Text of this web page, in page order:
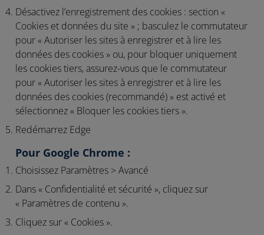
Désactivez l’enregistrement des cookies : section «
Cookies et données du site » ; basculez le commutateur
pour « Autoriser les sites à enregistrer et à lire les
données des cookies » ou, pour bloquer uniquement
les cookies tiers, assurez-vous que le commutateur
pour « Autoriser les sites à enregistrer et à lire les
données des cookies (recommandé) » est activé et
sélectionnez « Bloquer les cookies tiers ».
Redémarrez Edge
Pour Google Chrome :
Choisissez Paramètres > Avancé
Dans « Confidentialité et sécurité », cliquez sur
« Paramètres de contenu ».
Cliquez sur « Cookies ».